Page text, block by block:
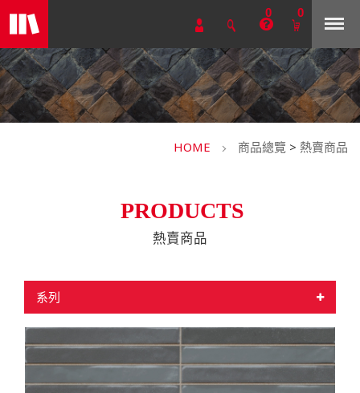
0 0
PRODUCTS
熱賣商品
HOME 商品總覽 > 熱賣商品
系列